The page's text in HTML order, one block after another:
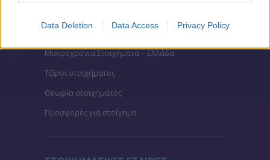
Data Deletion Data Access Privacy Policy
Ψαγμένα ειδικά στοιχήματα
Μακροχρόνια Στοιχήματα – Ελλάδα
Τζίροι στοιχήματος
Θεωρία στοιχήματος
Προσφορές για στοίχημα